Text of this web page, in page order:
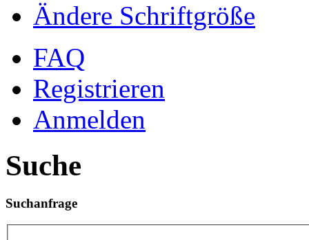
Ändere Schriftgröße
FAQ
Registrieren
Anmelden
Suche
Suchanfrage